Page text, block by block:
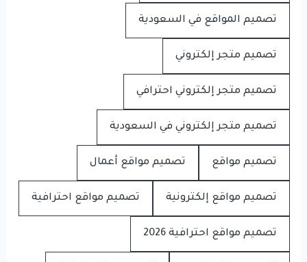
تصميم المواقع في السعودية
تصميم متجر إلكتروني
تصميم متجر إلكتروني احترافي
تصميم متجر إلكتروني في السعودية
تصميم مواقع تصميم مواقع أعمال
تصميم مواقع إلكترونية تصميم مواقع احترافية
تصميم مواقع احترافية 2026